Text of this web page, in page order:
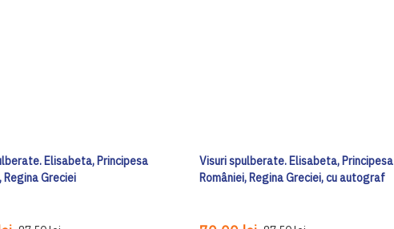
Elisabeta, Principesa
Regina Greciei
Visuri spulberate. Elisabeta, Principesa
României, Regina Greciei, cu autograf